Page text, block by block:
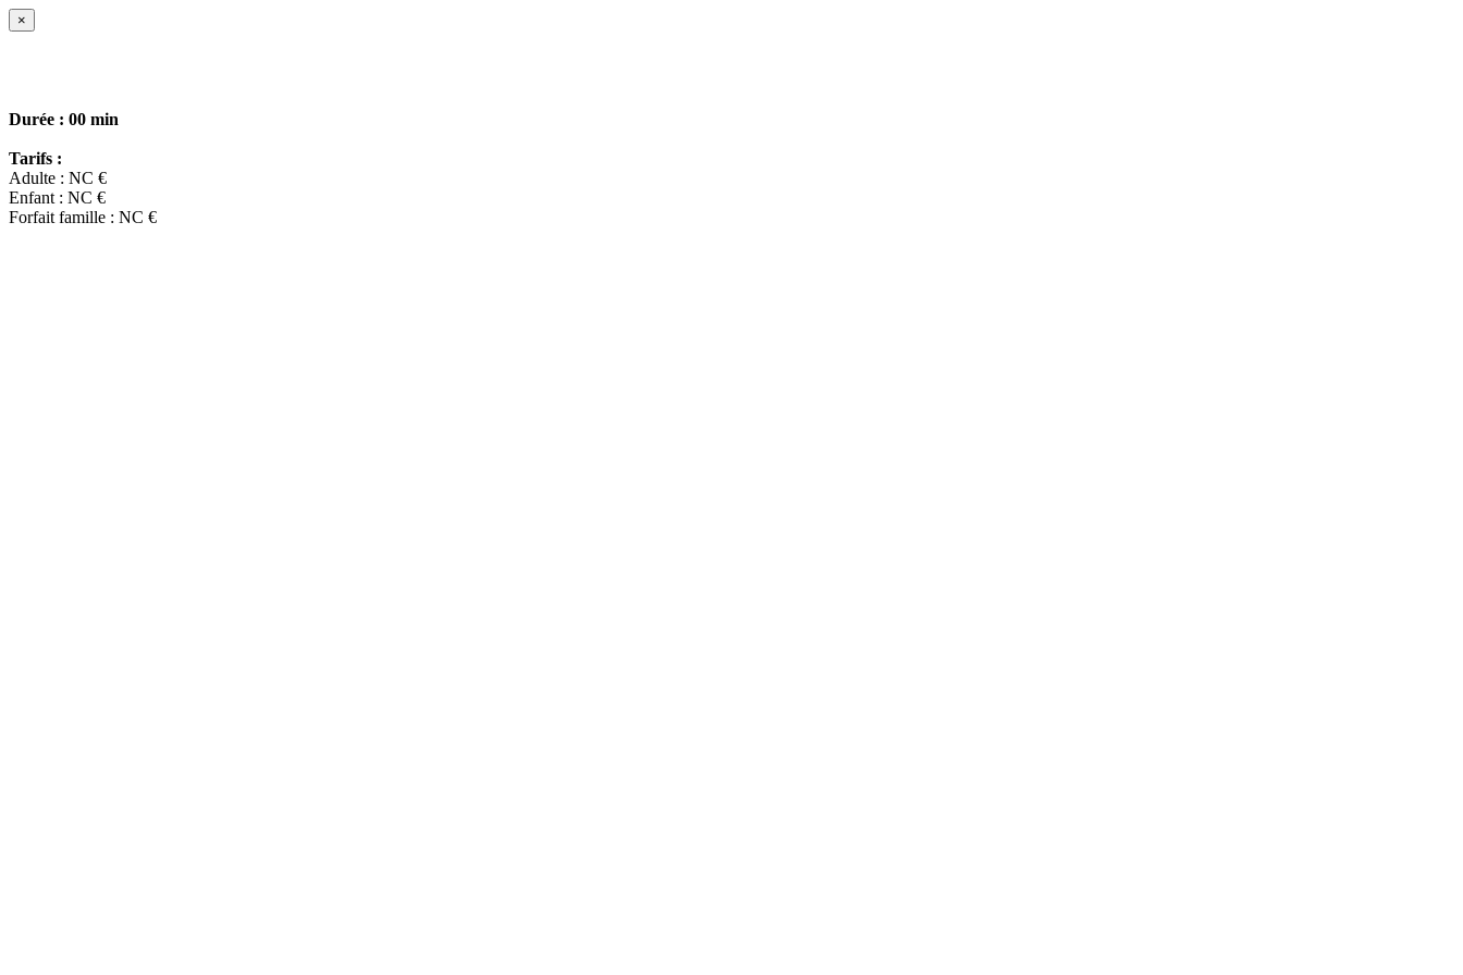
×
Durée : 00 min
Tarifs :
Adulte : NC €
Enfant : NC €
Forfait famille : NC €